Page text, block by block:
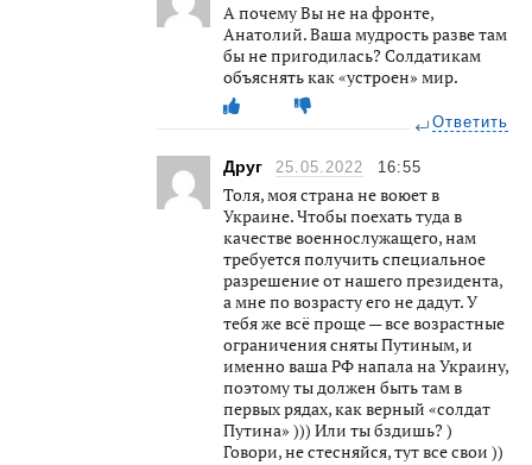
А почему Вы не на фронте,
Анатолий. Ваша мудрость разве там
бы не пригодилась? Солдатикам
объяснять как «устроен» мир.
Ответить
Друг 25.05.2022 16:55
Толя, моя страна не воюет в
Украине. Чтобы поехать туда в
качестве военнослужащего, нам
требуется получить специальное
разрешение от нашего президента,
а мне по возрасту его не дадут. У
тебя же всё проще — все возрастные
ограничения сняты Путиным, и
именно ваша РФ напала на Украину,
поэтому ты должен быть там в
первых рядах, как верный «солдат
Путина» ))) Или ты бздишь? )
Говори, не стесняйся, тут все свои ))